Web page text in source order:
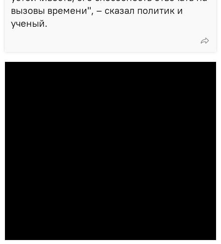
вызовы времени", – сказал политик и
ученый.